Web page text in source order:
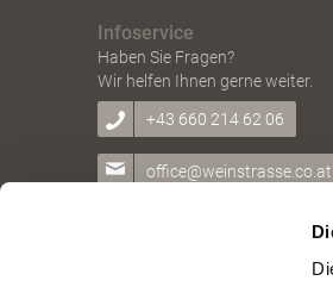
Infoservice
Haben Sie Fragen?
Wir helfen Ihnen gerne weiter.
+43 660 214 62 06
office@weinstrasse.co.at